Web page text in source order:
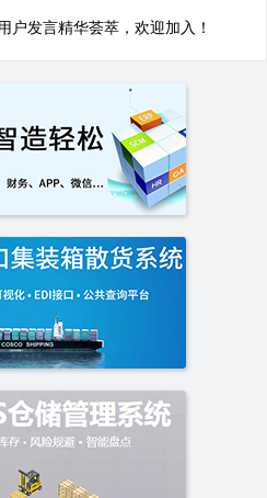
户发言精华荟萃，欢迎加入！